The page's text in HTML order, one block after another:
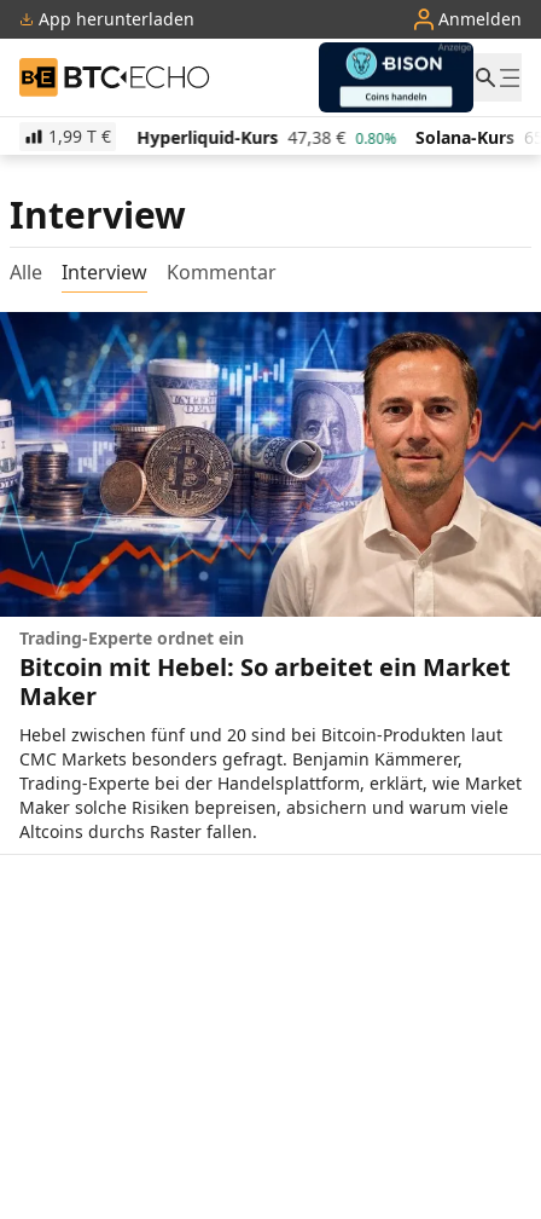
App herunterladen Anmelden
BTC-ECHO
1,99 T €
€ 2.00% Hyperliquid-Kurs 47,38 € 0.80% Solana-Kurs
Interview
Alle Interview Kommentar
Trading-Experte ordnet ein
Bitcoin mit Hebel: So arbeitet ein Market
Maker
Hebel zwischen fünf und 20 sind bei Bitcoin-Produkten laut
CMC Markets besonders gefragt. Benjamin Kämmerer,
Trading-Experte bei der Handelsplattform, erklärt, wie Market
Maker solche Risiken bepreisen, absichern und warum viele
Altcoins durchs Raster fallen.